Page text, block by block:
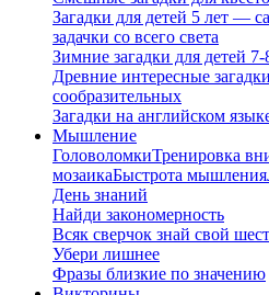
Загадки для детей 5 лет —
задачки со всего света
Зимние загадки для детей
Древние интересные
сообразительных
Загадки на английском
Мышление
ГоловоломкиТренировка
мозаикаБыстрота мышления
День знаний
Найди закономерность
Всяк сверчок знай свой
Убери лишнее
Фразы близкие по значению